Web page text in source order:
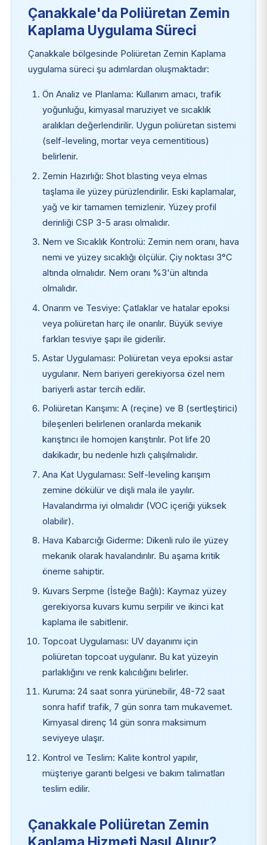
Çanakkale'da Poliüretan Zemin
Kaplama Uygulama Süreci
Çanakkale bölgesinde Poliüretan Zemin Kaplama
uygulama süreci şu adımlardan oluşmaktadır:
Ön Analiz ve Planlama: Kullanım amacı, trafik
yoğunluğu, kimyasal maruziyet ve sıcaklık
aralıkları değerlendirilir. Uygun poliüretan sistemi
(self-leveling, mortar veya cementitious)
belirlenir.
Zemin Hazırlığı: Shot blasting veya elmas
taşlama ile yüzey pürüzlendirilir. Eski kaplamalar,
yağ ve kir tamamen temizlenir. Yüzey profil
derinliği CSP 3-5 arası olmalıdır.
Nem ve Sıcaklık Kontrolü: Zemin nem oranı, hava
nemi ve yüzey sıcaklığı ölçülür. Çiy noktası 3°C
altında olmalıdır. Nem oranı %3'ün altında
olmalıdır.
Onarım ve Tesviye: Çatlaklar ve hatalar epoksi
veya poliüretan harç ile onarılır. Büyük seviye
farkları tesviye şapı ile giderilir.
Astar Uygulaması: Poliüretan veya epoksi astar
uygulanır. Nem bariyeri gerekiyorsa özel nem
bariyerli astar tercih edilir.
Poliüretan Karışımı: A (reçine) ve B (sertleştirici)
bileşenleri belirlenen oranlarda mekanik
karıştırıcı ile homojen karıştırılır. Pot life 20
dakikadır, bu nedenle hızlı çalışılmalıdır.
Ana Kat Uygulaması: Self-leveling karışım
zemine dökülür ve dişli mala ile yayılır.
Havalandırma iyi olmalıdır (VOC içeriği yüksek
olabilir).
Hava Kabarcığı Giderme: Dikenli rulo ile yüzey
mekanik olarak havalandırılır. Bu aşama kritik
öneme sahiptir.
Kuvars Serpme (İsteğe Bağlı): Kaymaz yüzey
gerekiyorsa kuvars kumu serpilir ve ikinci kat
kaplama ile sabitlenir.
Topcoat Uygulaması: UV dayanımı için
poliüretan topcoat uygulanır. Bu kat yüzeyin
parlaklığını ve renk kalıcılığını belirler.
Kuruma: 24 saat sonra yürünebilir, 48-72 saat
sonra hafif trafik, 7 gün sonra tam mukavemet.
Kimyasal direnç 14 gün sonra maksimum
seviyeye ulaşır.
Kontrol ve Teslim: Kalite kontrol yapılır,
müşteriye garanti belgesi ve bakım talimatları
teslim edilir.
Çanakkale Poliüretan Zemin
Kaplama Hizmeti Nasıl Alınır?